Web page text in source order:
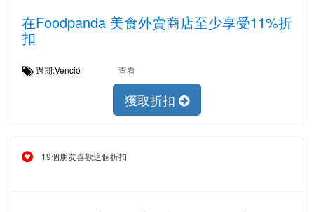
在Foodpanda 美食外賣商店至少享受11%折
扣
過期:Venció 查看
獲取折扣
19個朋友喜歡這個折扣